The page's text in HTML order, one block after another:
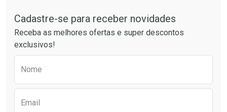
Ativar Desconto
Comprar sem Desconto
Por R$ 104,99/cada
Comprar sem Desconto
Por R$ 104,99/cada
Ativar Desconto
Por R$ 81,99/cada
Comprar sem Desconto
Cadastre-se para receber novidades
Receba as melhores ofertas e super descontos
exclusivos!
Nome
Email